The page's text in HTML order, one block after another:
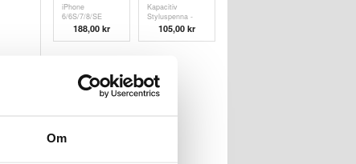
Om
iPhone
6/6S/7/8/SE
(2020)/SE (
188,00 kr
Kapacitiv
Styluspenna -
Svart105,00 kr